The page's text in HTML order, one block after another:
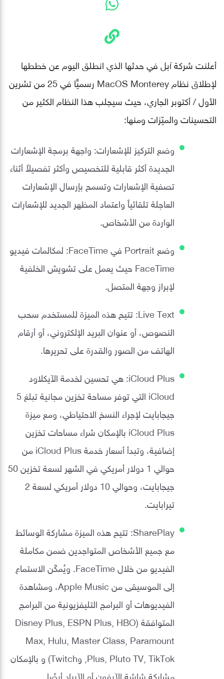
أعلنت شركة آبل في حدثها الذي انطلق اليوم عن خططها
لإطلاق نظام MacOS Monterey رسميًّا في 25 من تشرين
الأول / أكتوبر الجاري، حيث سيجلب هذا النظام الكثير من
التحسينات والميّزات ومنها:
وضع التركيز للإشعارات: واجهة برمجة الإشعارات
الجديدة أكثر قابلية للتخصيص وأكثر تفصيلاً أثناء
تصفية الإشعارات وتسمح بإرسال الإشعارات
العاجلة تلقائياً واعتماد المظهر الجديد للإشعارات
الواردة من الأشخاص.
وضع Portrait في FaceTime: لمكالمات فيديو
FaceTime حيث يعمل على تشويش الخلفية
لإبراز وجهة المتصل.
Live Text: تتيح هذه الميزة للمستخدم سحب
النصوص، أو عنوان البريد الإلكتروني، أو أرقام
الهاتف من الصور والقدرة على تحريرها.
iCloud Plus: هي تحسين لخدمة الآيكلاود
iCloud التي توفر مساحة تخزين مجانية تبلغ 5
جيجابايت لإجراء النسخ الاحتياطي، ومع ميزة
iCloud Plus بالإمكان شراء مساحات تخزين
إضافية، وتبدأ أسعار خدمة iCloud Plus من
حوالي 1 دولار أمريكي في الشهر لسعة تخزين 50
جيجابايت، وحوالي 10 دولار أمريكي لسعة 2
تيرابايت.
SharePlay: تتيح هذه الميزة مشاركة الوسائط
مع جميع الأشخاص المتواجدين ضمن مكاملة
الفيديو من خلال FaceTime. ويُمكّن الاستماع
إلى الموسيقى من Apple Music، ومشاهدة
الفيديوهات أو البرامج التليفزيونية من البرامج
المتوافقة (Disney Plus, ESPN Plus, HBO
Max, Hulu, Master Class, Paramount
Plus, Pluto TV, TikTok, وTwitch) و بالإمكان
مشاركة شاشة الآيفون أو الآيباد أيضًا.